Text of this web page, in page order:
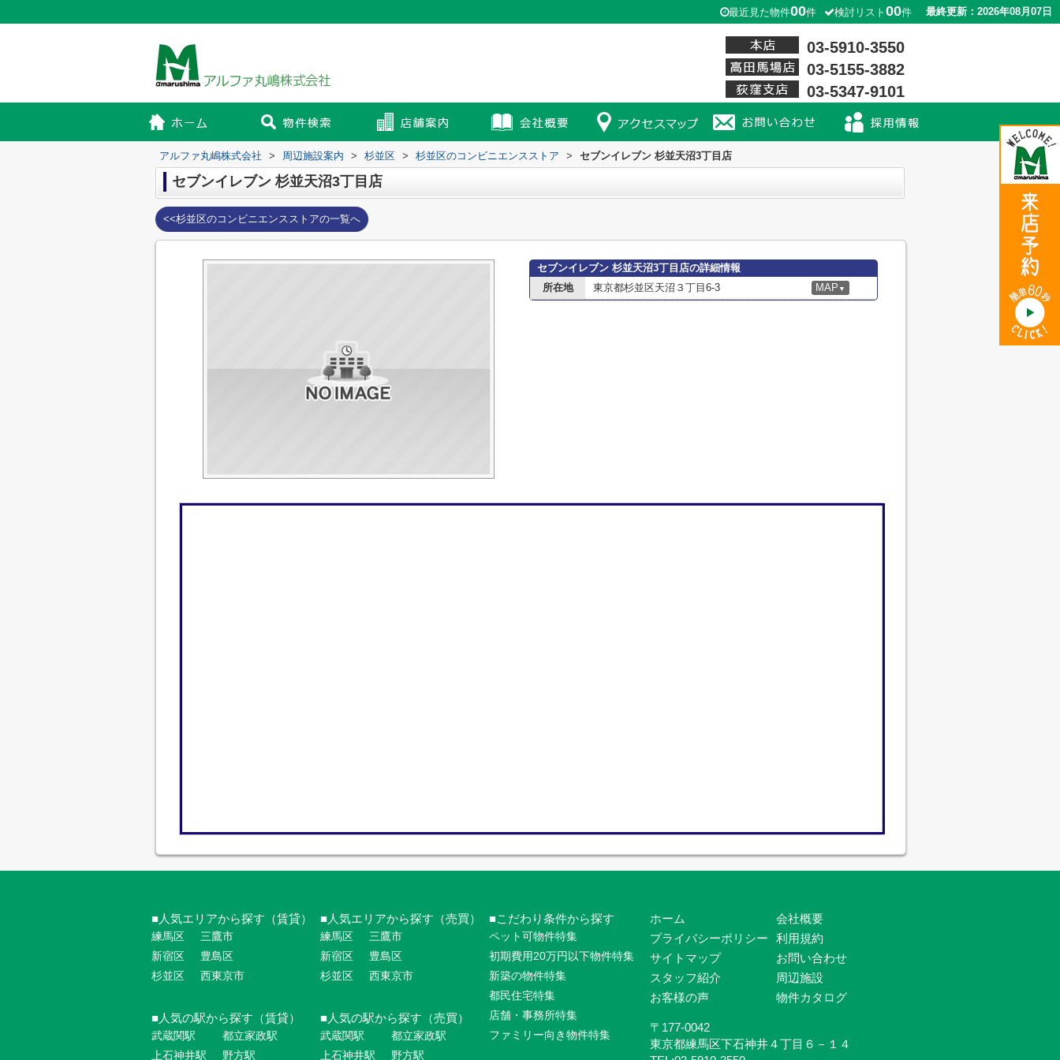
最近見た物件00件 検討リスト 00件 最終更新：2026年08月07日
03-5910-3550
03-5155-3882
03-5347-9101
アルファ丸嶋株式会社 > 周辺施設案内 > 杉並区 > 杉並区のコンビニエンスストア > セブンイレブン 杉並天沼3丁目店
セブンイレブン 杉並天沼3丁目店
<<杉並区のコンビニエンスストアの一覧へ
セブンイレブン 杉並天沼3丁目店の詳細情報
所在地
東京都杉並区天沼３丁目6-3 MAP ▼
人気エリアから探す（賃貸）
練馬区
新宿区
杉並区
三鷹市
豊島区
西東京市
人気の駅から探す（賃貸）
武蔵関駅
上石神井駅
都立家政駅
野方駅
人気エリアから探す（売買）
練馬区
新宿区
杉並区
三鷹市
豊島区
西東京市
人気の駅から探す（売買）
武蔵関駅
上石神井駅
都立家政駅
野方駅
こだわり条件から探す
ペット可物件特集
初期費用20万円以下物件特集
新築の物件特集
都民住宅特集
店舗・事務所特集
ファミリー向き物件特集
ホーム
会社概要
プライバシーポリシー
利用規約
サイトマップ
お問い合わせ
スタッフ紹介
周辺施設
お客様の声
物件カタログ
〒177-0042
東京都練馬区下石神井４丁目６－１４